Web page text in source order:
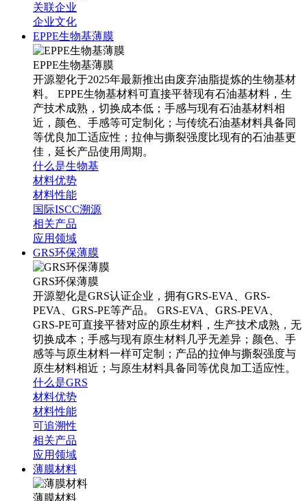
关联企业
企业文化
EPPE生物基薄膜
EPPE生物基薄膜
开源塑化于2025年最新推出由废弃油脂提炼的生物基材
料。 EPPE生物基材料可直接平替现有石油基材料，生
产技术成熟，切换成本低；手感与现有石油基材料相
近，颜色、手感等可定制化；与传统石油基材料具备同
等优良加工适应性；拉伸与撕裂强度比现有的石油基更
佳，延长产品使用周期。
什么是生物基
材料优势
材料性能
国际ISCC溯源
相关产品
应用领域
GRS环保薄膜
GRS环保薄膜
开源塑化是GRS认证企业，拥有GRS-EVA、GRS-
PEVA、GRS-PE等产品。 GRS-EVA、GRS-PEVA、
GRS-PE可直接平替对应的原生材料，生产技术成熟，无
切换成本；手感与现有原生材料几乎无差异；颜色、手
感等与原生材料一样可定制；产品的拉伸与撕裂强度与
原生材料相近；与原生材料具备同等优良加工适应性。
什么是GRS
材料优势
材料性能
可追溯性
相关产品
应用领域
薄膜材料
薄膜材料